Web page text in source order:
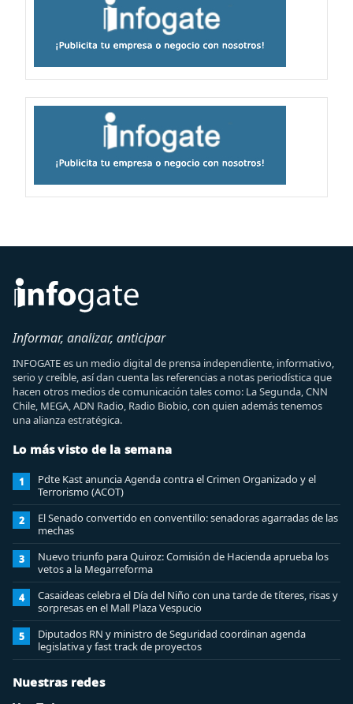
Informar, analizar, anticipar
INFOGATE es un medio digital de prensa independiente, informativo,
serio y creíble, así dan cuenta las referencias a notas periodística que
hacen otros medios de comunicación tales como: La Segunda, CNN
Chile, MEGA, ADN Radio, Radio Biobio, con quien además tenemos
una alianza estratégica.
Lo más visto de la semana
1
Pdte Kast anuncia Agenda contra el Crimen Organizado y el
Terrorismo (ACOT)
2
El Senado convertido en conventillo: senadoras agarradas de las
mechas
3
Nuevo triunfo para Quiroz: Comisión de Hacienda aprueba los
vetos a la Megarreforma
4
Casaideas celebra el Día del Niño con una tarde de títeres, risas y
sorpresas en el Mall Plaza Vespucio
5
Diputados RN y ministro de Seguridad coordinan agenda
legislativa y fast track de proyectos
Nuestras redes